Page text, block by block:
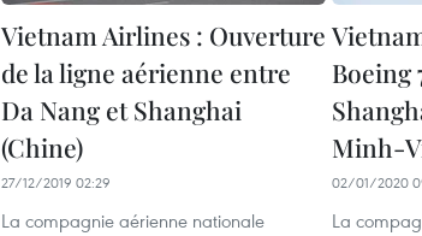
Vietnam Airlines : Ouverture
de la ligne aérienne entre
Da Nang et Shanghai
(Chine)
27/12/2019 02:29
La compagnie aérienne nationale
Boeing
Minh-
02/01/2020
La